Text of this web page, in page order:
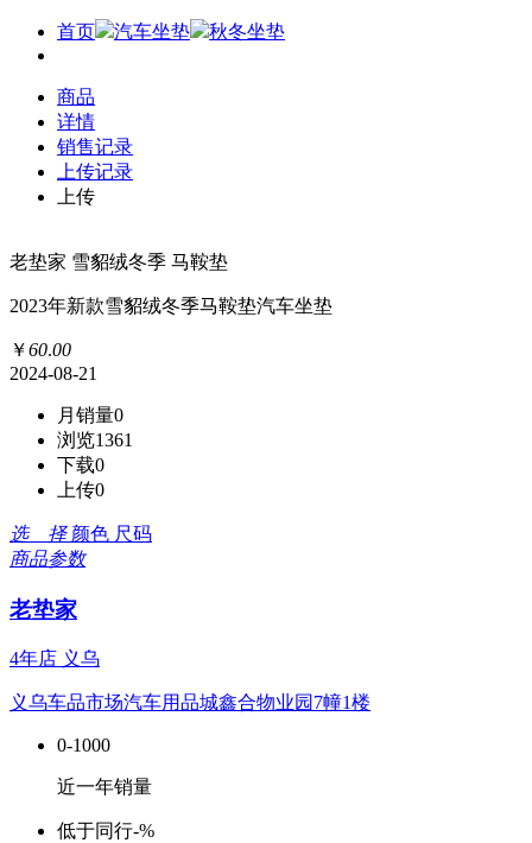
首页 汽车坐垫 秋冬坐垫
商品
详情
销售记录
上传记录
上传
老垫家 雪貂绒冬季 马鞍垫
2023年新款雪貂绒冬季马鞍垫汽车坐垫
￥60.00
2024-08-21
月销量0
浏览1361
下载0
上传0
选 择 颜色 尺码
商品参数
老垫家
4年店 义乌
义乌车品市场汽车用品城鑫合物业园7幢1楼
0-1000
近一年销量
低于同行-%